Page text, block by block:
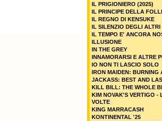
IL PRIGIONIERO (2025)
IL PRINCIPE DELLA
IL REGNO DI KENSUKE
IL SILENZIO DEGLI ALTRI
IL TEMPO E' ANCORA
ILLUSIONE
IN THE GREY
INNAMORARSI E ALTRE
IO NON TI LASCIO SOLO
IRON MAIDEN: BURNING
JACKASS: BEST AND
KILL BILL: THE WHOLE
KIM NOVAK'S VERTIGO -
VOLTE
KING MARRACASH
KONTINENTAL '25